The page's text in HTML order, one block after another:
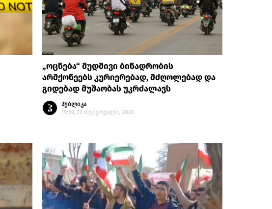
„ოცნება“ მუდმივი ბინადრობის
არმქონეებს კურიერებად, მძღოლებად და
გიდებად მუშაობას უკრძალავს
პუბლიკა
19:39, 22 თებერვალი, 2026